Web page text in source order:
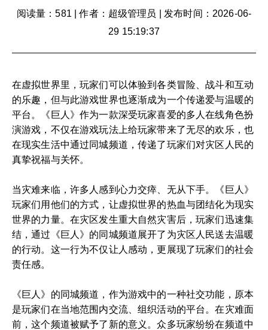
阅读量：581 |作者：超级管理员
发布时间：2026-06-
29 15:19:37
在虚拟世界里，玩家们可以体验到各类冒险、战斗和互动
的乐趣，但与此游戏世界也逐渐成为一个传递爱与温暖的
平台。《巨人》作为一款深受玩家喜爱的多人在线角色扮
演游戏，不仅在游戏玩法上给玩家带来了无尽的欢乐，也
在现实生活中通过同城频道，传递了玩家们对灾区人民的
真挚祝福与关怀。
当灾难来临，许多人感到心力交瘁、无从下手。《巨人》
玩家们用他们的方式，让虚拟世界的热血与团结化为现实
世界的力量。在灾区发生重大自然灾害后，玩家们迅速集
结，通过《巨人》的同城频道展开了为灾区人民送去温暖
的行动。这一行为不仅让人感动，更展现了玩家们的社会
责任感。
《巨人》的同城频道，作为游戏中的一种社交功能，原本
是玩家们在当地范围内交流、组织活动的平台。在灾难面
前，这个频道被赋予了新的意义。众多玩家纷纷在频道中